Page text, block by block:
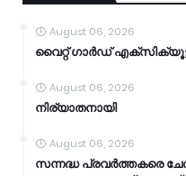
August 06, 2026
വൈറ്റ് ഗാർഡ്
August 06, 2026
നിര്യാതനായി
August 06, 2026
സന്നദ്ധ പ്രവർത്തകരെ